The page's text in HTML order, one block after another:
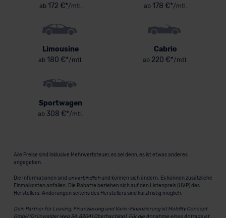
ab172 €*/mtl. ab178 €*/mtl.
Limousine
ab 180 €*/mtl.
Cabrio
ab 220 €*/mtl.
Sportwagen
ab 308 €*/mtl.
Alle Preise sind inklusive Mehrwertsteuer, es sei denn, es ist etwas anderes
angegeben.
Die Informationen sind unverbindlichund können sich ändern. Es können zusätzliche
Einmalkosten anfallen. Die Rabatte beziehen sich auf den Listenpreis (UVP) des
Herstellers. Änderungen seitens des Herstellers sind kurzfristig möglich.
Dein Partner für Leasing, Finanzierung und Vario-Finanzierung ist Mobility Concept
GmbH (Grünwalder Weg 34, 82041 Oberhaching). Für die Annahme eines Antrags ist